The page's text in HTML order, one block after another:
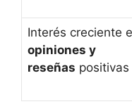
Interés creciente
opiniones y
reseñas positivas